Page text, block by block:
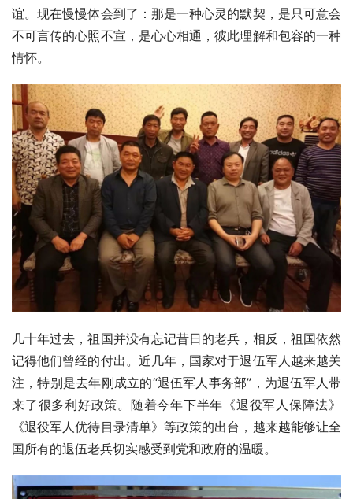
谊。现在慢慢体会到了：那是一种心灵的默契，是只可意会
不可言传的心照不宣，是心心相通，彼此理解和包容的一种
情怀。
几十年过去，祖国并没有忘记昔日的老兵，相反，祖国依然
记得他们曾经的付出。近几年，国家对于退伍军人越来越关
注，特别是去年刚成立的“退伍军人事务部”，为退伍军人带
来了很多利好政策。随着今年下半年《退役军人保障法》
《退役军人优待目录清单》等政策的出台，越来越能够让全
国所有的退伍老兵切实感受到党和政府的温暖。